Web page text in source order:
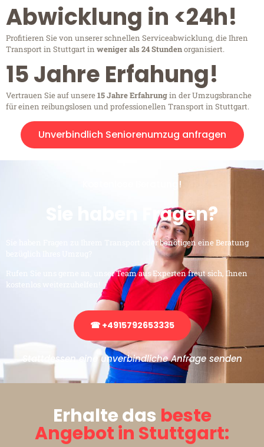
Abwicklung in <24h!
Profitieren Sie von unserer schnellen Serviceabwicklung, die Ihren
Transport in Stuttgart in weniger als 24 Stundenorganisiert.
15 Jahre Erfahung!
Vertrauen Sie auf unsere15 Jahre Erfahrungin der Umzugsbranche
für einen reibungslosen und professionellen Transport in Stuttgart.
Unverbindlich Seniorenumzug anfragen
Kostenlose Beratung!
Sie haben Fragen?
Sie haben Fragen zu Ihrem Transport oder benötigen eine Beratung
Rufen Sie uns gerne an, unser Team aus Experten freut sich, Ihnen
kostenlos weiterzuhelfen!
☎ +4915792653335
Stattdessen eine unverbindliche Anfrage senden
Erhalte das beste
Angebot in Stuttgart: